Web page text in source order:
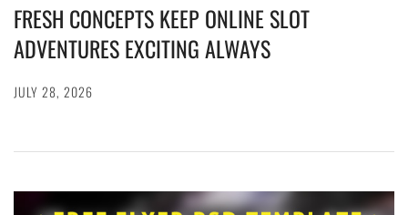
FRESH CONCEPTS KEEP ONLINE SLOT
ADVENTURES EXCITING ALWAYS
JULY 28, 2026